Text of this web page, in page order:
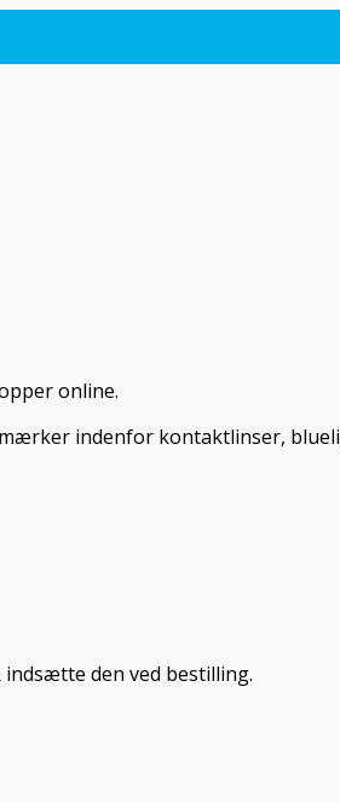
online.
indenfor kontaktlinser,
den ved bestilling.